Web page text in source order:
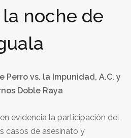
noche de
Perro vs. la Impunidad, A.C. y
Doble Raya
evidencia la participación del
casos de asesinato y